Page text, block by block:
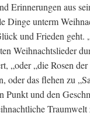
Erinnerungen aus
Dinge unterm
und Frieden geht.
Weihnachtslieder
„oder „die Rosen
oder das flehen zu
Punkt und den
Traumwelt